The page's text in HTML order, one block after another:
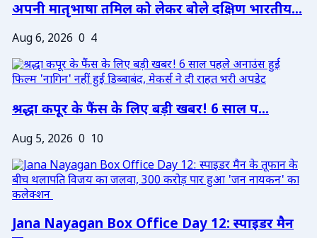
अपनी मातृभाषा तमिल को लेकर बोले दक्षिण भारतीय...
Aug 6, 2026 0 4
श्रद्धा कपूर के फैंस के लिए बड़ी खबर! 6 साल प...
Aug 5, 2026 0 10
Jana Nayagan Box Office Day 12: स्पाइडर मैन